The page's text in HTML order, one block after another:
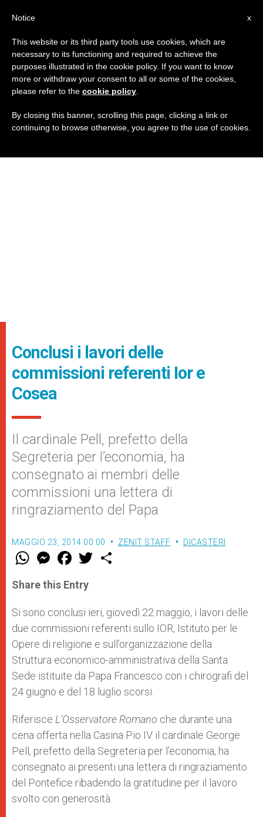
Conclusi i lavori delle
commissioni referenti Ior e
Cosea
Il cardinale Pell, prefetto della
Segreteria per l’economia, ha
consegnato ai membri delle
commissioni una lettera di
ringraziamento del Papa
MAGGIO 23, 2014 00:00 ZENIT STAFF DICASTERI
W
t
s
p
p
M
e
s
e
g
e
r
F
a
e
b
o
k
w
r
Share this Entry
Si sono conclusi ieri, giovedì 22 maggio, i lavori delle
due commissioni referenti sullo IOR, Istituto per le
Opere di religione e sull’organizzazione della
Struttura economico-amministrativa della Santa
Sede istituite da Papa Francesco con i chirografi del
24 giugno e del 18 luglio scorsi.
Riferisce L’Osservatore Romano che durante una
cena offerta nella Casina Pio IV il cardinale George
Pell, prefetto della Segreteria per l’economia, ha
consegnato ai presenti una lettera di ringraziamento
del Pontefice ribadendo la gratitudine per il lavoro
svolto con generosità.
x
Notice
This website or its third party tools use cookies, which are
necessary to its functioning and required to achieve the
purposes illustrated in the cookie policy. If you want to know
more or withdraw your consent to all or some of the cookies,
please refer to the cookie policy
By closing this banner, scrolling this page, clicking a link or
continuing to browse otherwise, you agree to the use of cookies.